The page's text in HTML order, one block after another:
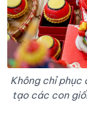
Không chỉ phục
tạo các con